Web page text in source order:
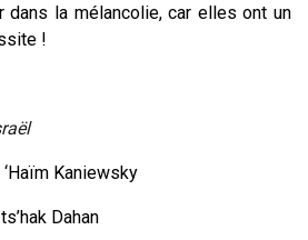
dans la mélancolie, car elles ont un
!
‘Haïm Kaniewsky
Dahan